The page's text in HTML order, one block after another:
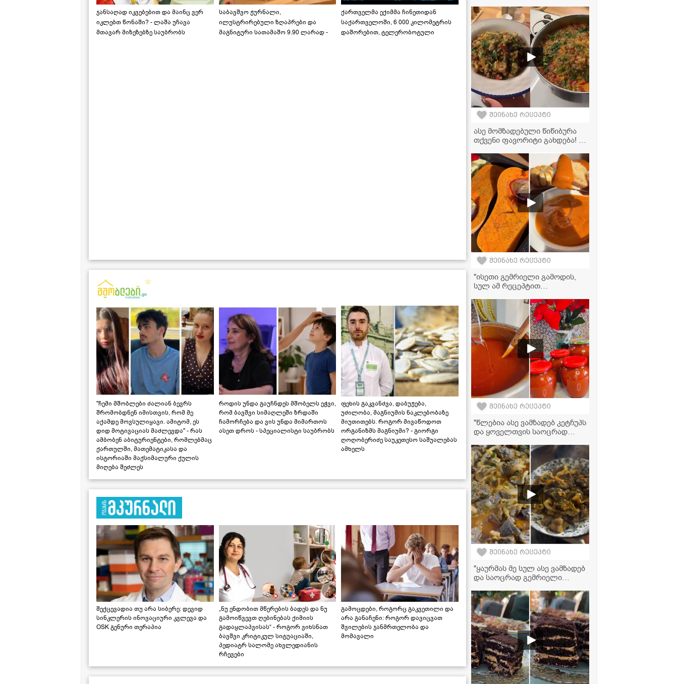
ჯანსაღად იკვებებით და მაინც ვერ
იკლებთ წონაში? - ლაშა უჩავა
მთავარ მიზეზებზე საუბრობს
საბავშვო ჟურნალი,
ილუსტრირებული ზღაპრები და
მაგნიტური სათამაშო 9.90 ლარად -
ქართველმა ექიმმა ჩინეთიდან
საქართველოში, 6 000 კილომეტრის
დაშორებით, ტელერობოტული
"ჩემი მშობლები ძალიან ბევრს
შრომობდნენ იმისთვის, რომ მე
აქამდე მოვსულიყავი. ამიტომ, ეს
დიდ მოტივაციას მაძლევდა" - რას
ამბობენ აბიტურიენტები, რომლებმაც
ქართულში, მათემატიკასა და
ისტორიაში მაქსიმალური ქულის
მიღება შეძლეს
როდის უნდა გაუჩნდეს მშობელს ეჭვი,
რომ ბავშვი სიმაღლეში ზრდაში
ჩამორჩება და ვის უნდა მიმართოს
ასეთ დროს - სპეციალისტი საუბრობს
ფეხის გაკვანძვა, დაბუჟება,
უძილობა, მაგნიუმის ნაკლებობაზე
მიუთითებს. როგორ მივაწოდოთ
ორგანიზმს მაგნიუმი? - გიორგი
ღოღობერიძე საუკეთესო საშუალებას
ამხელს
შექცევადია თუ არა სიბერე: დევიდ
სინკლერის ინოვაციური კვლევა და
OSK გენური თერაპია
„ნუ ენდობით მწერების ბადეს და ნუ
გამოიწვევთ ღებინებას ქიმიის
გადაყლაპვისას“ - როგორ ვიხსნათ
ბავშვი კრიტიკულ სიტუაციაში,
პედიატრ სალომე ახვლედიანის
რჩევები
გამოცდები, როგორც გაკვეთილი და
არა განაჩენი: როგორ დავიცვათ
შვილების ჯანმრთელობა და
მომავალი
შეინახე რეცეპტი
ასე მომზადებული წიწიბურა
თქვენი ფავორიტი გახდება! -
მარტივი რეცეპტი
შეინახე რეცეპტი
"ისეთი გემრიელი გამოდის,
სულ ამ რეცეპტით
სუპის რეცეპტი
შეინახე რეცეპტი
"წლებია ასე ვამზადებ კეტჩუპს
და ყოველთვის საოცრად
კეტჩუპის მომზადების
ვიდეორეცეპტი
შეინახე რეცეპტი
"ყაურმას მე სულ ასე ვამზადებ
და საოცრად გემრიელი
ვიდეორეცეპტი